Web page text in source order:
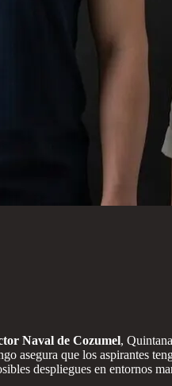
Naval de Cozumel,
asegura que los aspirantes
despliegues en entornos